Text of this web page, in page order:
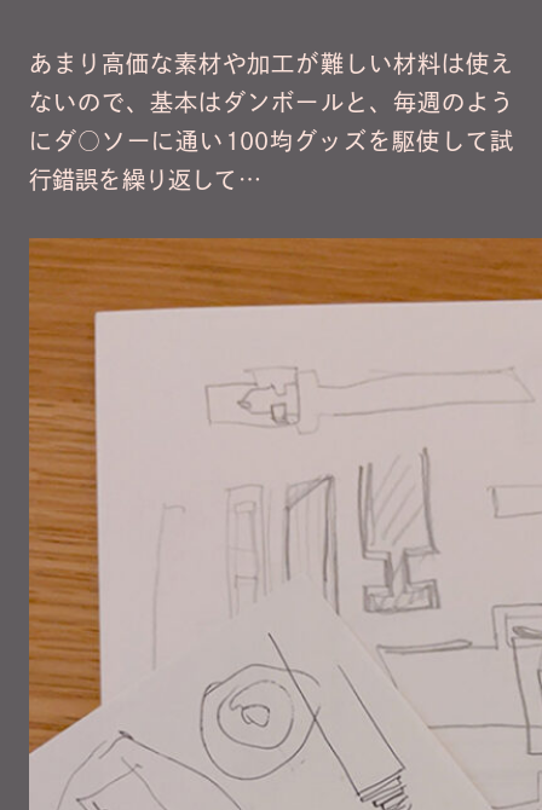
あまり高価な素材や加工が難しい材料は使え
ないので、基本はダンボールと、毎週のよう
にダ○ソーに通い100均グッズを駆使して試
行錯誤を繰り返して…